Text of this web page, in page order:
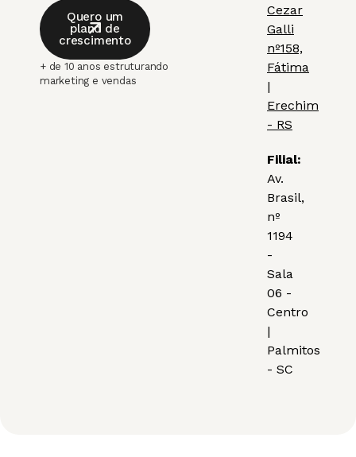
Quero um
plano de
crescimento
+ de 10 anos estruturando
marketing e vendas
Cezar
Galli
nº158,
Fátima
|
Erechim
- RS
Filial:
Av.
Brasil,
nº
1194
-
Sala
06 -
Centro
|
Palmitos
- SC